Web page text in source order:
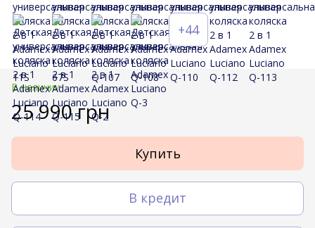
+44
В наличии
25 990 грн
Купить
В кредит